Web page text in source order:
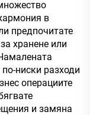
в
предпочитате
хранене или
ниски разходи
операциите
и замяна